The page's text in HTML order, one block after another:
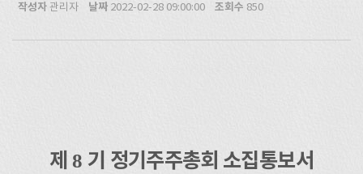
작성자 관리자 날짜 2022-02-28 09:00:00 조회수 850
제 8 기 정기주주총회 소집통보서